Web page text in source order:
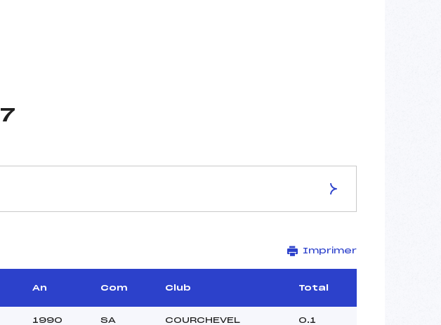
–
Juge B :
–
Juge C :
Imprimer
An Com Club Total
1990 SA COURCHEVEL 0.1